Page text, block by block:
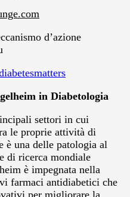
d’azione
in Diabetologia
settori in cui
le proprie attività di
è una delle patologia al
di ricerca mondiale
è impegnata nella
farmaci antidiabetici che
per migliorare la